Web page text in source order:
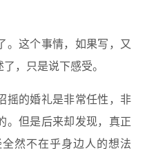
。这个事情，如果写，又
，只是说下感受。
摇的婚礼是非常任性，非
。但是后来却发现，真正
然不在乎身边人的想法